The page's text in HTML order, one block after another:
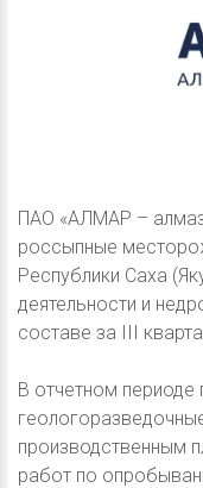
ПАО «АЛМАР –
россыпные
Республики Саха
деятельности и
составе за III
В отчетном
производственным
работ по